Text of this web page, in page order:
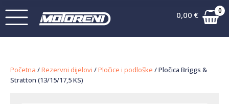
0,00 € 0
Početna /Rezervni dijelovi /Pločice i podloške / Pločica Briggs &
Stratton (13/15/17,5 KS)